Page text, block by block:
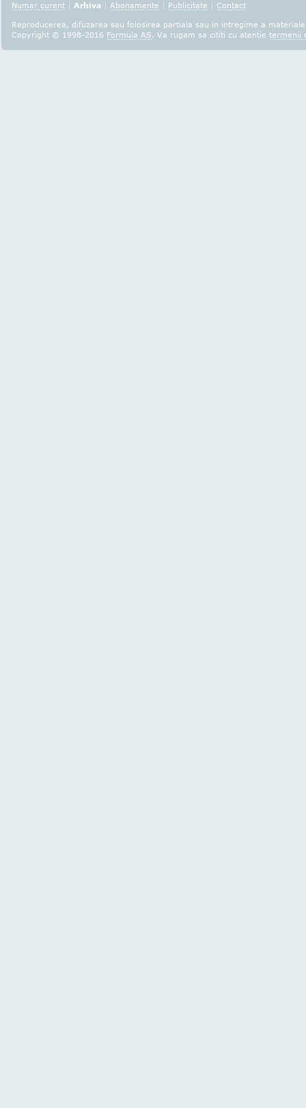
Numar curent | Arhiva | Abonamente | Publicitate | Contact
Reproducerea, difuzarea sau folosirea partiala sau in intregime a
Copyright © 1998-2016 Formula AS. Va rugam sa cititi cu atentie termenii